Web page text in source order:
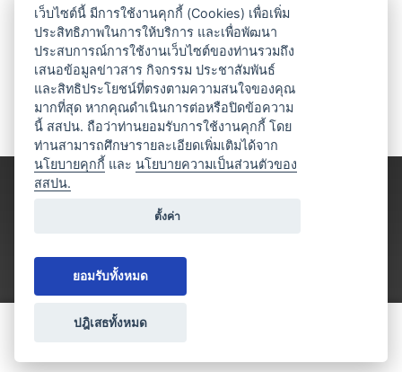
เว็บไซต์นี้ มีการใช้งานคุกกี้ (Cookies) เพื่อเพิ่ม
ประสิทธิภาพในการให้บริการ และเพื่อพัฒนา
ประสบการณ์การใช้งานเว็บไซต์ของท่านรวมถึง
เสนอข้อมูลข่าวสาร กิจกรรม ประชาสัมพันธ์
และสิทธิประโยชน์ที่ตรงตามความสนใจของคุณ
มากที่สุด หากคุณดำเนินการต่อหรือปิดข้อความ
นี้ สสปน. ถือว่าท่านยอมรับการใช้งานคุกกี้ โดย
ท่านสามารถศึกษารายละเอียดเพิ่มเติมได้จาก
นโยบายคุกกี้ และนโยบายความเป็นส่วนตัวของ
สสปน.
ตั้งค่า
ยอมรับทั้งหมด
ปฎิเสธทั้งหมด